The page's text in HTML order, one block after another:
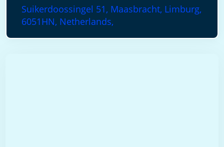
Suikerdoossingel 51, Maasbracht, Limburg,
6051HN, Netherlands,